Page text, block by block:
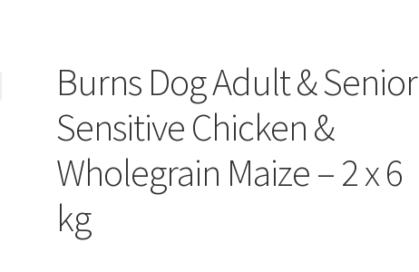
Burns Dog Adult & Senior
Sensitive Chicken &
Wholegrain Maize – 2 x 6
kg